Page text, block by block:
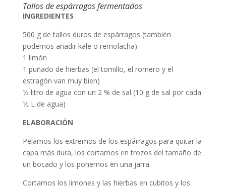
Tallos de espárragos fermentados
INGREDIENTES
500 g de tallos duros de espárragos (también
podemos añadir kale o remolacha)
1 limón
1 puñado de hierbas (el tomillo, el romero y el
estragón van muy bien)
1⁄2 litro de agua con un 2 % de sal (10 g de sal por cada
1⁄2 L de agua)
ELABORACIÓN
Pelamos los extremos de los espárragos para quitar la
capa más dura, los cortamos en trozos del tamaño de
un bocado y los ponemos en una jarra.
Cortamos los limones y las hierbas en cubitos y los